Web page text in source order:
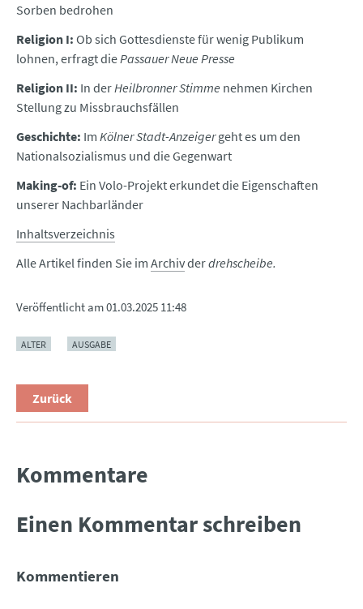
Sorben bedrohen
Religion I: Ob sich Gottesdienste für wenig Publikum
lohnen, erfragt diePassauer Neue Presse
Religion II: In derHeilbronner Stimme nehmen Kirchen
Stellung zu Missbrauchsfällen
Geschichte: Im Kölner Stadt-Anzeigergeht es um den
Nationalsozialismus und die Gegenwart
Making-of: Ein Volo-Projekt erkundet die Eigenschaften
unserer Nachbarländer
Inhaltsverzeichnis
Alle Artikel finden Sie im Archivderdrehscheibe.
Veröffentlicht am01.03.2025 11:48
ALTER AUSGABE
Zurück
Kommentare
Einen Kommentar schreiben
Kommentieren